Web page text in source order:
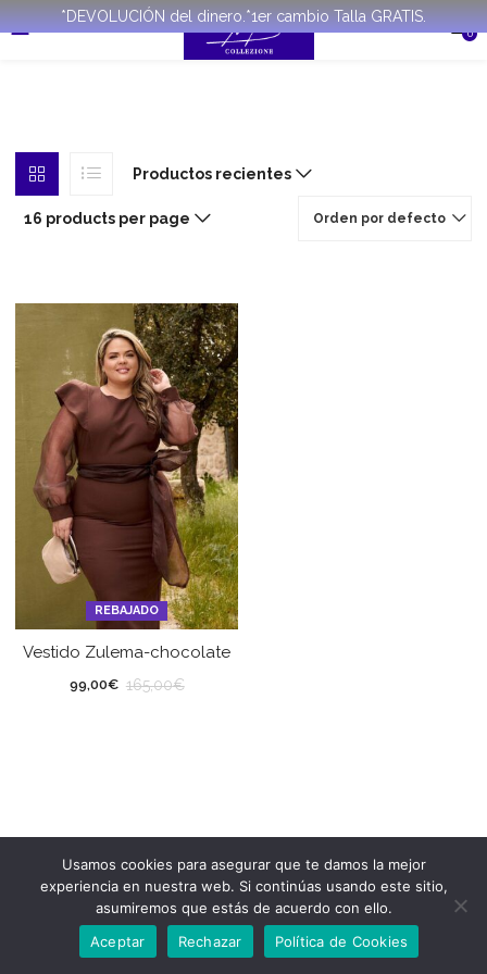
*DEVOLUCIÓN del dinero.*1er cambio Talla GRATIS.
0
Productos recientes
Orden por defecto
16 products per page
REBAJADO
Vestido Zulema-chocolate
99,00€ 165,00€
Usamos cookies para asegurar que te damos la mejor
experiencia en nuestra web. Si continúas usando este sitio,
asumiremos que estás de acuerdo con ello.
Aceptar
Rechazar Política de Cookies